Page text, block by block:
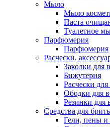
Мыло
Мыло
Паста
Туалетное
Парфюмерия
Парфюмерия
Расчески,
Заколки для
Бижутерия
Расчески для
Ободки для
Резинки для
Средства для
Гели, пены и